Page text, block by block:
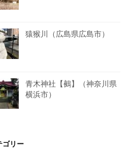
猿猴川（広島県広島市）
青木神社【鵺】（神奈川県
横浜市）
ゴリー